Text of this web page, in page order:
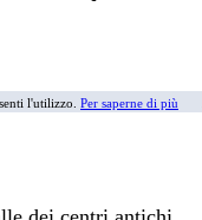
l'utilizzo. Per saperne di più